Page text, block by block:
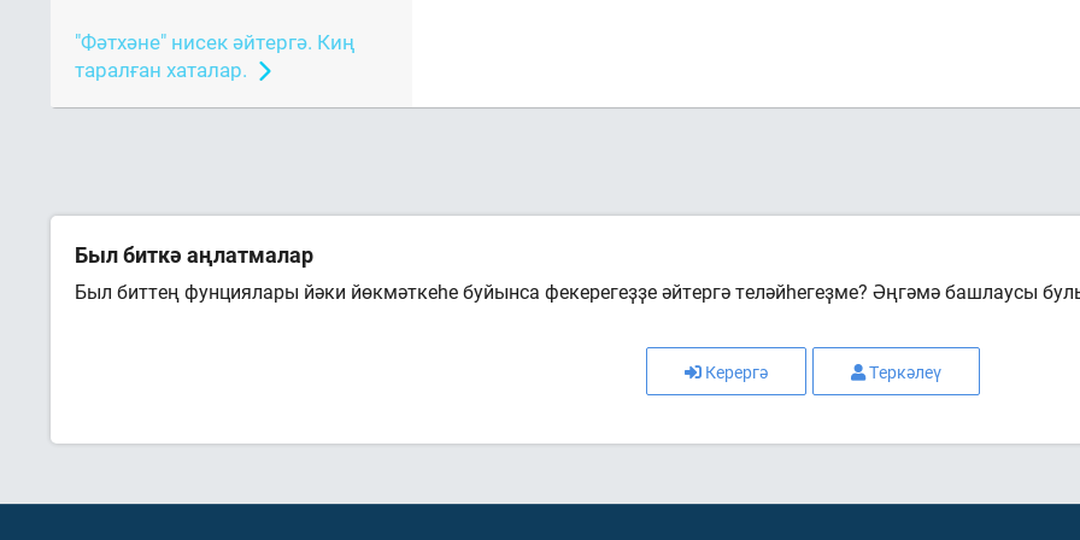
"Фәтхәне" нисек әйтергә. Киң
таралған хаталар.
Был биткә аңлатмалар
Был биттең фунциялары йәки йөкмәткеһе буйынса фекерегеҙҙе әйтергә теләйһегеҙме? Әңгәмә башлаусы
Керергә Теркәлеү